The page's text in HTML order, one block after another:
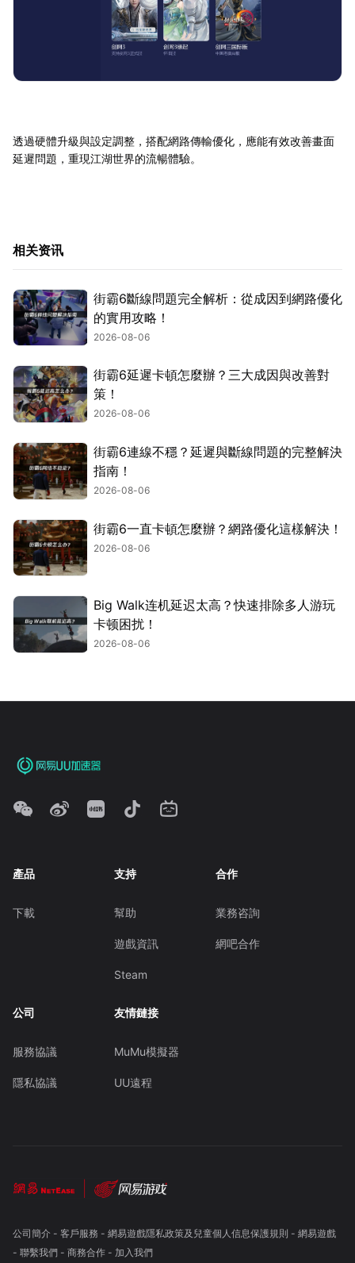
透過硬體升級與設定調整，搭配網路傳輸優化，應能有效改善畫面
延遲問題，重現江湖世界的流暢體驗。
相关资讯
街霸6斷線問題完全解析：從成因到網路優化
的實用攻略！
2026-08-06
街霸6延遲卡頓怎麼辦？三大成因與改善對
策！
2026-08-06
街霸6連線不穩？延遲與斷線問題的完整解決
指南！
2026-08-06
街霸6一直卡頓怎麼辦？網路優化這樣解決！
2026-08-06
Big Walk连机延迟太高？快速排除多人游玩
卡顿困扰！
2026-08-06
產品
下載
支持
幫助
遊戲資訊
Steam
合作
業務咨詢
網吧合作
公司
服務協議
隱私協議
友情鏈接
MuMu模擬器
UU遠程
公司簡介- 客戶服務 - 網易遊戲隱私政策及兒童個人信息保護規則 - 網易遊戲
- 聯繫我們- 商務合作- 加入我們